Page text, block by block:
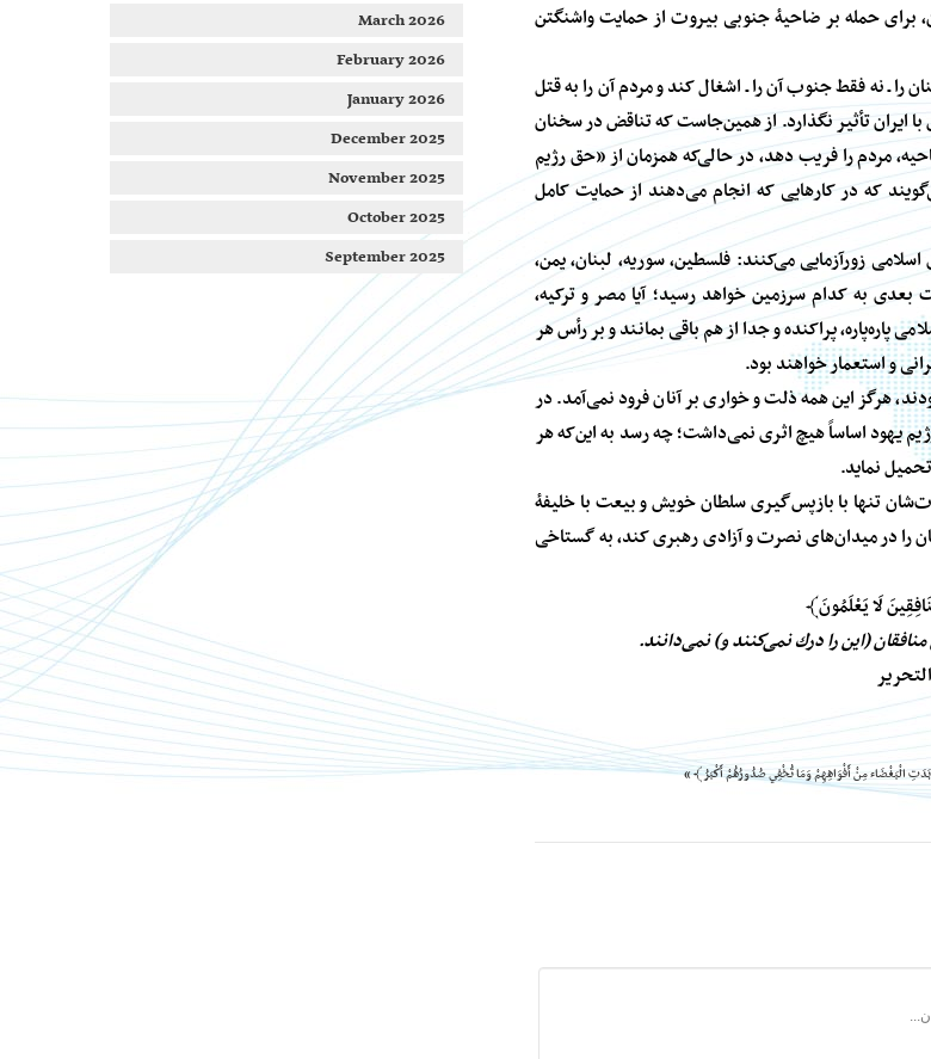
حمله بر ضاحیهٔ جنوبی بیروت از حمایت واشنگتن
ـ نه فقط جنوب آن را ـ اشغال کند و مردم آن را به قتل
ایران تأثیر نگذارد. از همین‌جاست که تناقض در سخنان
مردم را فریب دهد، در حالی‌که همزمان از «حق رژیم
که در کارهایی که انجام می‌دهند از حمایت کامل
زورآزمایی می‌کنند: فلسطین، سوریه، لبنان، یمن،
بعدی به کدام سرزمین خواهد رسید؛ آیا مصر و ترکیه،
پاره‌پاره، پراکنده و جدا از هم باقی بمانند و بر رأس هر
و استعمار خواهند بود.
هرگز این همه ذلت و خواری بر آنان فرود نمی‌آمد. در
یهود اساساً هیچ اثری نمی‌داشت؛ چه رسد به این‌که هر
نماید.
تنها با بازپس‌گیری سلطان خویش و بیعت با خلیفهٔ
را در میدان‌های نصرت و آزادی رهبری کند، به گستاخی
لَا يَعْلَمُونَ﴾
(اين را درك نمی‌كنند و) نمی‌دانند.‏
الْبَغْضَاء مِنْ أَفْوَاهِهِمْ وَمَا تُخْفِي صُدُورُهُمْ أَكْبَرُ﴾ »
March 2026
February 2026
January 2026
December 2025
November 2025
October 2025
September 2025